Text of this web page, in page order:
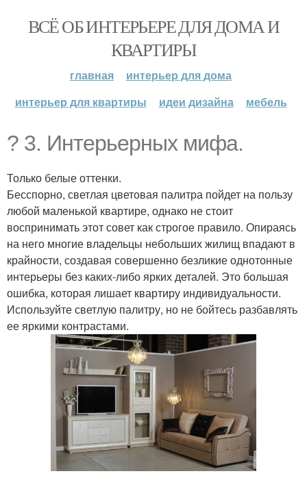
ВСЁ ОБ ИНТЕРЬЕРЕ ДЛЯ ДОМА И
КВАРТИРЫ
главная
интерьер для дома
интерьер для квартиры
идеи дизайна мебель
? 3. Интерьерных мифа.
Только белые оттенки.
Бесспорно, светлая цветовая палитра пойдет на пользу
любой маленькой квартире, однако не стоит
воспринимать этот совет как строгое правило. Опираясь
на него многие владельцы небольших жилищ впадают в
крайности, создавая совершенно безликие однотонные
интерьеры без каких-либо ярких деталей. Это большая
ошибка, которая лишает квартиру индивидуальности.
Используйте светлую палитру, но не бойтесь разбавлять
ее яркими контрастами.